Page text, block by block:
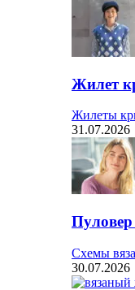
Жилет
Жилеты
31.07.2026
Схемы
30.07.2026